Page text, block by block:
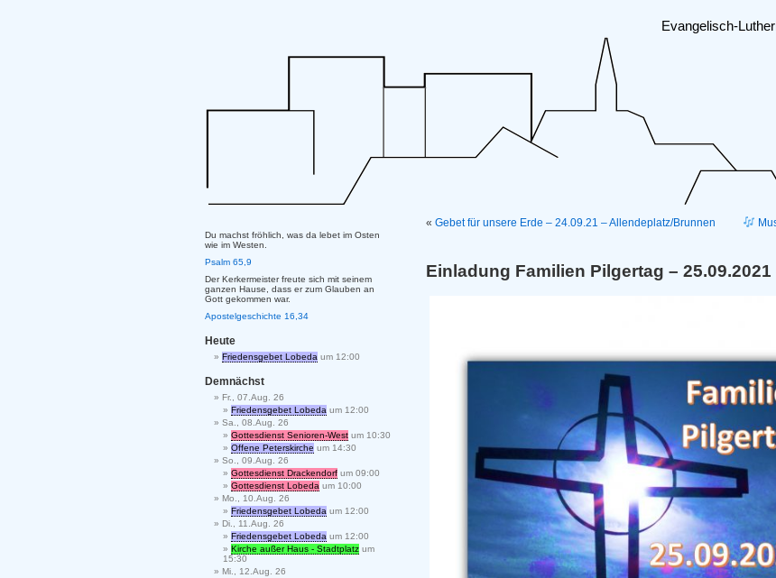
Evangelisch-
« Gebet für unsere Erde – 24.09.21 – Allendeplatz/Brunnen
Einladung Familien Pilgertag –
Du machst fröhlich, was da lebet im Osten
wie im Westen.
Psalm 65,9
Der Kerkermeister freute sich mit seinem
ganzen Hause, dass er zum Glauben an
Gott gekommen war.
Apostelgeschichte 16,34
Heute
Friedensgebet Lobeda um 12:00
Demnächst
Fr., 07.Aug. 26
Friedensgebet Lobeda um 12:00
Sa., 08.Aug. 26
Gottesdienst Senioren-West um 10:30
Offene Peterskirche um 14:30
So., 09.Aug. 26
Gottesdienst Drackendorf um 09:00
Gottesdienst Lobeda um 10:00
Mo., 10.Aug. 26
Friedensgebet Lobeda um 12:00
Di., 11.Aug. 26
Friedensgebet Lobeda um 12:00
Kirche außer Haus - Stadtplatz um
15:30
Mi., 12.Aug. 26